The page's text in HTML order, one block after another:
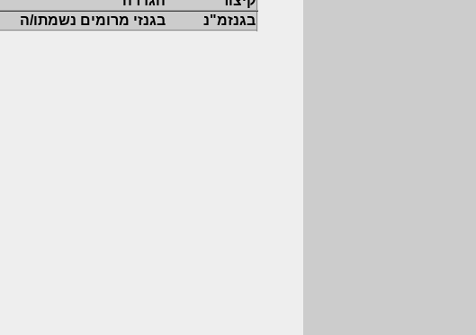
בגנזמ"נ
בגנזי מרומים נשמתו/ה